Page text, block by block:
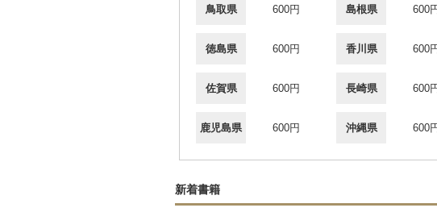
鳥取県 600円 島根県 600
徳島県 600円 香川県 600
佐賀県 600円 長崎県 600
鹿児島県 600円 沖縄県 600
新着書籍